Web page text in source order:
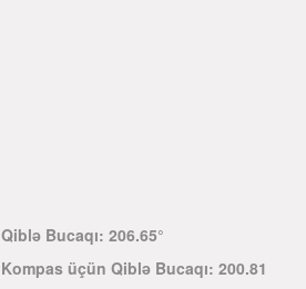
Qiblə Bucaqı: 206.65°
Kompas üçün Qiblə Bucaqı: 200.81